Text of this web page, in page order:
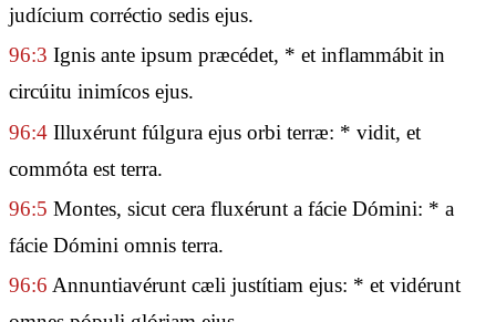
judícium corréctio sedis ejus.
96:3 Ignis ante ipsum præcédet, * et inflammábit in
circúitu inimícos ejus.
96:4 Illuxérunt fúlgura ejus orbi terræ: * vidit, et
commóta est terra.
96:5 Montes, sicut cera fluxérunt a fácie Dómini: * a
fácie Dómini omnis terra.
96:6 Annuntiavérunt cæli justítiam ejus: * et vidérunt